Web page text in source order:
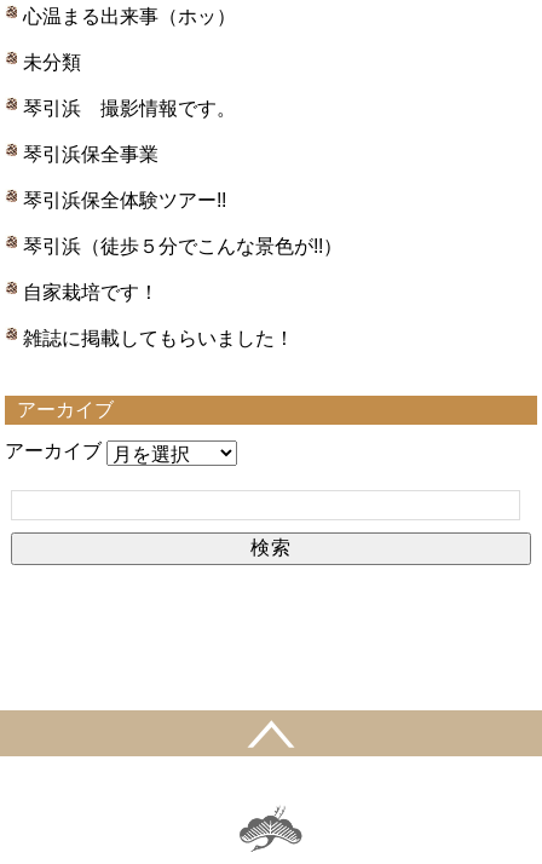
心温まる出来事（ホッ）
未分類
琴引浜 撮影情報です。
琴引浜保全事業
琴引浜保全体験ツアー!!
琴引浜（徒歩５分でこんな景色が!!）
自家栽培です！
雑誌に掲載してもらいました！
アーカイブ
アーカイブ